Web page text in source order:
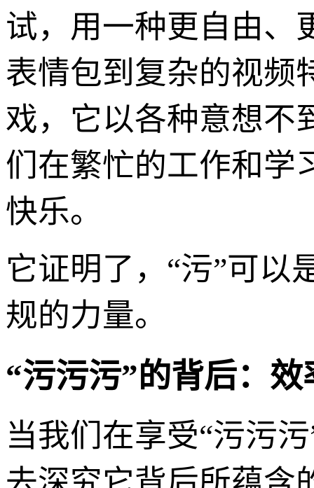
试，用一种更自由、
表情包到复杂的视频
戏，它以各种意想不
们在繁忙的工作和学
快乐。
它证明了，“污”可以
规的力量。
“污污污”的背后：
当我们在享受“污污